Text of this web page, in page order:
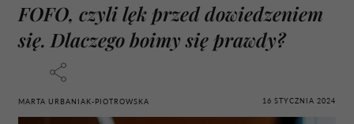
FOFO, czyli lęk przed dowiedzeniem
się. Dlaczego boimy się prawdy?
MARTA URBANIAK-PIOTROWSKA 16 STYCZNIA 2024